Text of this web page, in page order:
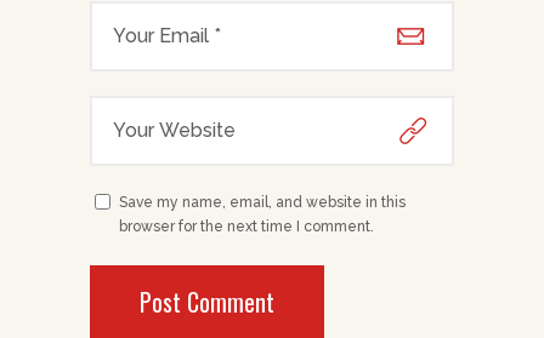
Save my name, email, and website in this
browser for the next time I comment.